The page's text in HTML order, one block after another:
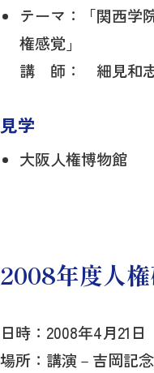
テーマ：「関西学
権感覚」
講 師： 細見和
見学
大阪人権博物館
2008年度人
日時：2008年4月21日
場所：講演－吉岡記